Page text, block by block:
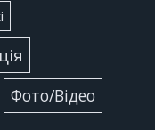
Фото/Відео